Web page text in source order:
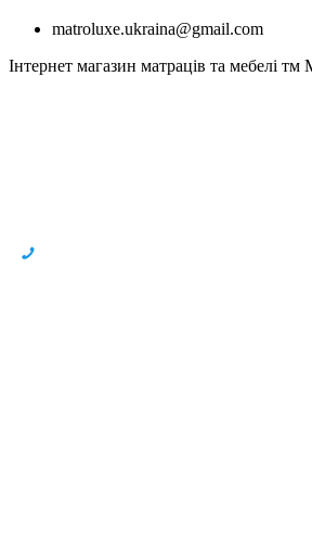
matroluxe.ukraina@gmail.com
Інтернет магазин матраців та мебелі